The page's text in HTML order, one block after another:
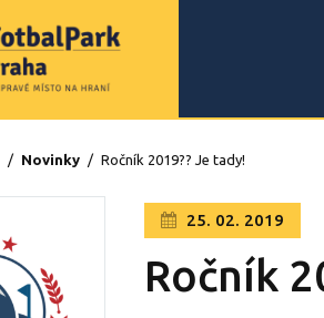
/ Novinky / Ročník 2019?? Je tady!
25. 02. 2019
Ročník